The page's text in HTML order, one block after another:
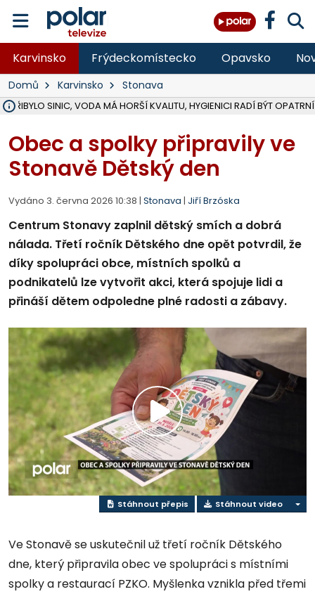
Karvinsko Frýdeckomístecko Opavsko
Domů Karvinsko Stonava
PŘIBYLO SINIC, VODA MÁ HORŠÍ KVALITU, HYGIENICI RADÍ BÝT OPATRNÍ
Obec a spolky připravily ve
Stonavě Dětský den
Vydáno 3. června 2026 10:38 | Stonava | Jiří Brzóska
Centrum Stonavy zaplnil dětský smích a dobrá
nálada. Třetí ročník Dětského dne opět potvrdil, že
díky spolupráci obce, místních spolků a
podnikatelů lze vytvořit akci, která spojuje lidi a
přináší dětem odpoledne plné radosti a zábavy.
Přehrát
video
Stáhnout přepis Stáhnout video
Ve Stonavě se uskutečnil už třetí ročník Dětského
dne, který připravila obec ve spolupráci s místními
spolky a restaurací PZKO. Myšlenka vznikla před třemi